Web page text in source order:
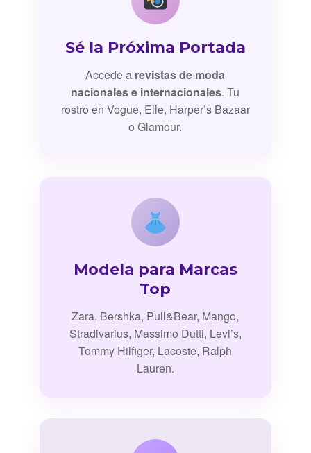
Sé la Próxima Portada
Accede a revistas de moda
nacionales e internacionales. Tu
rostro en Vogue, Elle, Harper’s Bazaar
o Glamour.
Modela para Marcas
Top
Zara, Bershka, Pull&Bear, Mango,
Stradivarius, Massimo Dutti, Levi’s,
Tommy Hilfiger, Lacoste, Ralph
Lauren.